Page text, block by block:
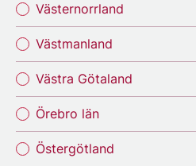
Västernorrland
Västmanland
Västra Götaland
Örebro län
Östergötland